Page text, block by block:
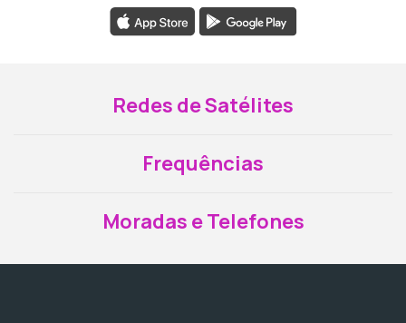
Redes de Satélites
Frequências
Moradas e Telefones